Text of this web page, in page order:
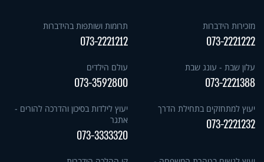
מזכירות הידברות
073-2221222
תרומות ושותפות בהידברות
073-2221212
עלון שבת - עונג שבת
073-2221388
עולם הילדים
073-3592800
יעוץ למתחזקים בתחילת הדרך
073-2221232
יעוץ לילדות בסיכון והדרכה להורים -
אתגר
073-3333320